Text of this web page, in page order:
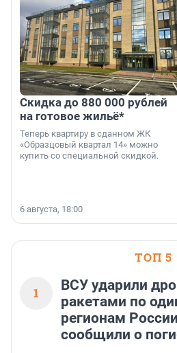
Скидка до 880 000 рублей
на готовое жильё*
Теперь квартиру в сданном ЖК
«Образцовый квартал 14» можно
купить со специальной скидкой.
6 августа, 18:00
ТОП 5
1
ВСУ ударили
ракетами по
регионам
сообщили о